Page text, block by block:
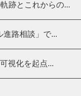
跡とこれからの...
路相談」で...
視化を起点...